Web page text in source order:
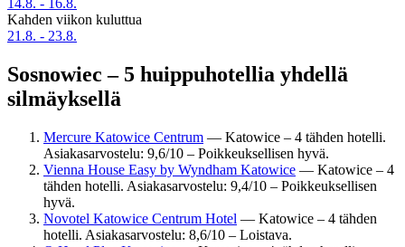
Kahden viikon kuluttua
21.8. - 23.8.
Sosnowiec – 5 huippuhotellia yhdellä
silmäyksellä
Mercure Katowice Centrum — Katowice – 4 tähden hotelli.
Asiakasarvostelu: 9,6/10 – Poikkeuksellisen hyvä.
Vienna House Easy by Wyndham Katowice — Katowice – 4
tähden hotelli. Asiakasarvostelu: 9,4/10 – Poikkeuksellisen
hyvä.
Novotel Katowice Centrum Hotel — Katowice – 4 tähden
hotelli. Asiakasarvostelu: 8,6/10 – Loistava.